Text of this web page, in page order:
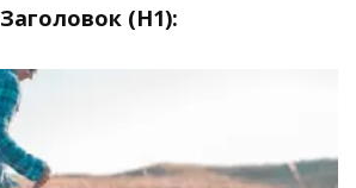
Заголовок (H1):